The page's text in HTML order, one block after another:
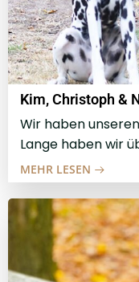
Kim, Christoph &
Wir haben
Lange haben wir
MEHR LESEN